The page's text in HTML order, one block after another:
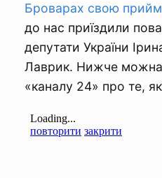
Броварах свою
до нас приїздили
депутати України
Лаврик. Нижче
«каналу 24» про те,